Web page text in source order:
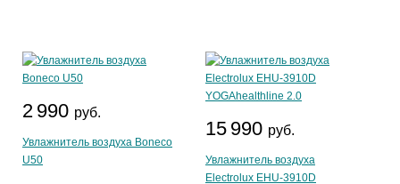
2 990 руб.
Увлажнитель воздуха Boneco
U50
15 990 руб.
Увлажнитель воздуха
Electrolux EHU-3910D